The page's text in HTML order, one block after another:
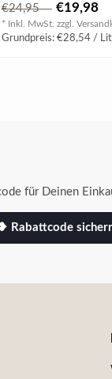
€24,95 €19,98
* Inkl. MwSt. zzgl.
Grundpreis: €28,54 /
für Deinen
❥ Rabattcode